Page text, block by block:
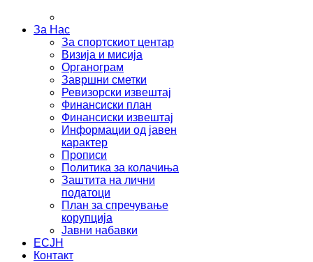
За Нас
За спортскиот центар
Визија и мисија
Органограм
Завршни сметки
Ревизорски извештај
Финансиски план
Финансиски извештај
Информации од јавен
карактер
Прописи
Политика за колачиња
Заштита на лични
податоци
План за спречување
корупција
Јавни набавки
ЕСЈН
Контакт